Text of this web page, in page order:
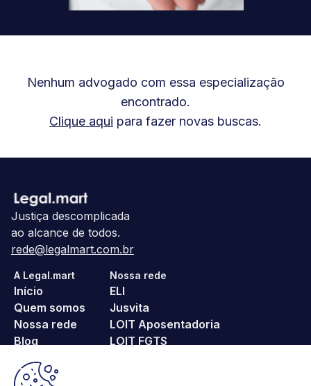
Nenhum advogado com essa especialização
encontrado.
Clique aqui para fazer novas buscas.
Justiça descomplicada
ao alcance de todos.
rede@legalmart.com.br
A Legal.mart
Início
Quem somos
Nossa rede
Blog
Nossa rede
ELI
Jusvita
LOIT Aposentadoria
LOIT FGTS